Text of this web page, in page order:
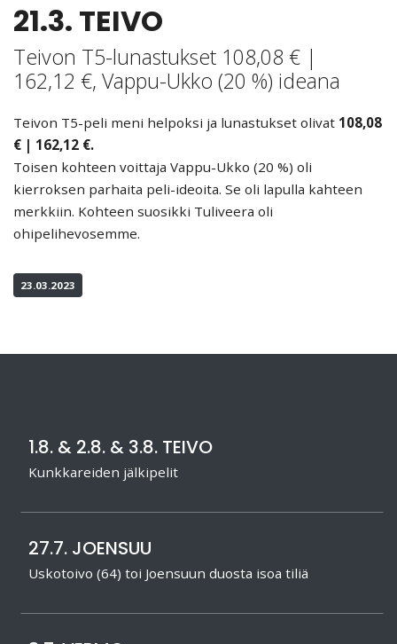
21.3. TEIVO
Teivon T5-lunastukset 108,08 € |
162,12 €, Vappu-Ukko (20 %) ideana
Teivon T5-peli meni helpoksi ja lunastukset olivat 108,08
€ | 162,12 €.
Toisen kohteen voittaja Vappu-Ukko (20 %) oli
kierroksen parhaita peli-ideoita. Se oli lapulla kahteen
merkkiin. Kohteen suosikki Tuliveera oli
ohipelihevosemme.
23.03.2023
1.8. & 2.8. & 3.8. TEIVO
Kunkkareiden jälkipelit
27.7. JOENSUU
Uskotoivo (64) toi Joensuun duosta isoa tiliä